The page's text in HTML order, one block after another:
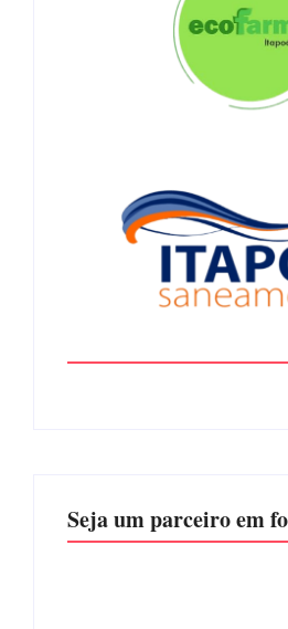
Seja um parceiro em